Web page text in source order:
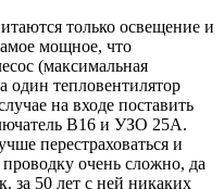
только освещение и
мощное, что
(максимальная
один тепловентилятор
на входе поставить
В16 и УЗО 25А.
перестраховаться и
очень сложно, да
за 50 лет с ней никаких